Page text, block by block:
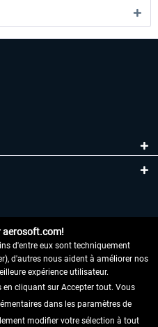
aerosoft.com!
d'entre eux sont techniquement
d'autres nous aident à améliorer nos
expérience utilisateur.
cliquant sur Accepter tout. Vous
dans les paramètres de
modifier votre sélection à tout